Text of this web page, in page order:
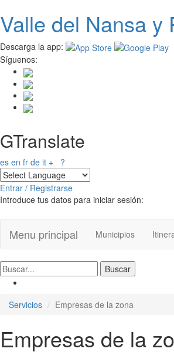
Pasar
al
contenido
principal
Valle del Nansay
Descarga la app:
Síguenos:
GTranslate
es en fr de it + ?
Entrar / Registrarse
Introduce tus datos para iniciar sesión:
Menu principal Municipios
Servicios Empresas de la zona
Empresas de la